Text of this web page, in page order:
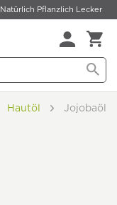
Natürlich Pflanzlich Lecker
Hautöl Jojobaöl